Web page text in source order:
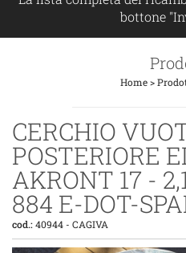
bottone
Home>
CERCHIO
POSTERIORE
AKRONT 17 -
884 E-DOT-
cod.:40944 - CAGIVA